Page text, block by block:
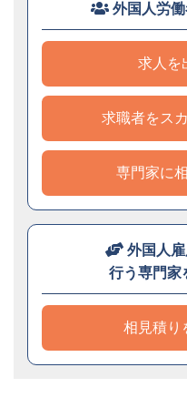
外国人労
求人を
求職者をス
専門家に
外国人
行う専門家
相見積り